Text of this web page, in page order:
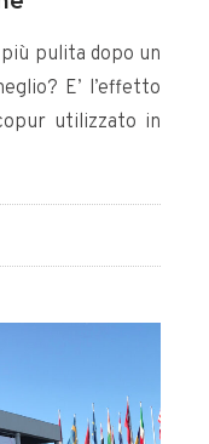
pulita dopo un
E’ l’effetto
utilizzato in